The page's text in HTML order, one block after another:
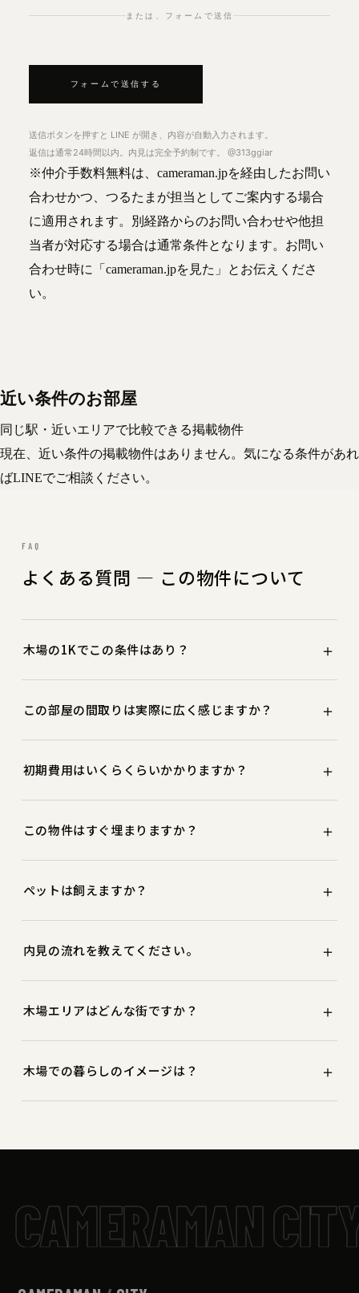
または、フォームで送信
フォームで送信する
送信ボタンを押すと LINE が開き、内容が自動入力されます。
返信は通常24時間以内。内見は完全予約制です。 @313ggiar
※仲介手数料無料は、cameraman.jpを経由したお問い
合わせかつ、つるたまが担当としてご案内する場合
に適用されます。別経路からのお問い合わせや他担
当者が対応する場合は通常条件となります。お問い
合わせ時に「cameraman.jpを見た」とお伝えくださ
い。
近い条件のお部屋
同じ駅・近いエリアで比較できる掲載物件
現在、近い条件の掲載物件はありません。気になる条件があれ
ばLINEでご相談ください。
FAQ
よくある質問 — この物件について
木場の1Kでこの条件はあり？ ＋
数料無料。建築写真家が実際に撮影・選定した物件です。
この部屋の間取りは実際に広く感じますか？ ＋
抜け感・天井高・動線など、写真では伝わりにくい要素を
初期費用はいくらくらいかかりますか？ ＋
金・前家賃・保証料等）が目安です。
この物件はすぐ埋まりますか？ ＋
も可能です。
ペットは飼えますか？ ＋
わります。
内見の流れを教えてください。 ＋
で内見、の3ステップです。まだ決めていない段階でもお
木場エリアはどんな街ですか？ ＋
ら愛犬とのびのび暮らしたい。 そんな「都心×自然×ペッ
木場での暮らしのイメージは？ ＋
は、都内最大級の広さを誇る「木場公園」のドッグラン
は大型商業施設「深川ギャザリア」で全て完結し、 少し歩
けば路地裏に行列のできる名店が隠れています。 東京都現
CAMERAMAN